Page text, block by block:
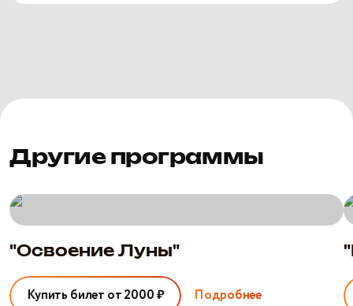
Другие программы
"Освоение
Луны"
"Освоение Луны"
Купить билет от 2000 ₽ Подробнее